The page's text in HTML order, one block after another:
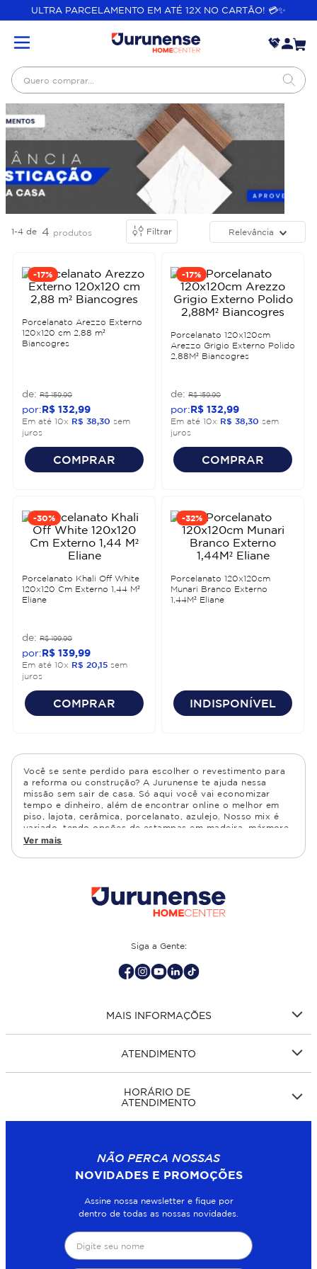
ULTRA PARCELAMENTO EM ATÉ 12X NO CARTÃO! 💳✨
Quero comprar...
1-4 de 4 produtos Filtrar Relevância
-17%
Porcelanato Arezzo Externo
120x120 cm 2,88 m²
Biancogres
R$ 159,90
R$ 132 99
Em até 10x R$ 38 30 sem
juros
COMPRAR
-17%
Porcelanato 120x120cm
Arezzo Grigio Externo Polido
2,88M² Biancogres
R$ 159,90
R$ 132 99
Em até 10x R$ 38 30 sem
juros
COMPRAR
-30%
Porcelanato Khali Off White
120x120 Cm Externo 1,44 M²
Eliane
R$ 199,90
R$ 139 99
Em até 10x R$ 20 15 sem
juros
COMPRAR
-32%
Porcelanato 120x120cm
Munari Branco Externo
1,44M² Eliane
INDISPONÍVEL
Você se sente perdido para escolher o revestimento para
a reforma ou construção? A Jurunense te ajuda nessa
missão sem sair de casa. Só aqui você vai economizar
tempo e dinheiro, além de encontrar online o melhor em
piso, lajota, cerâmica, porcelanato, azulejo. Nosso mix é
variado, tendo opções de estampas em madeira, mármore,
granito, cimento, geométrico, e muito mais Confira as
cozinha, quarto, sala de estar.
Ver mais
Siga a Gente:
MAIS INFORMAÇÕES
ATENDIMENTO
HORÁRIO DE
ATENDIMENTO
NÃO PERCA NOSSAS
NOVIDADES E PROMOÇÕES
Assine nossa newsletter e fique por
dentro de todas as nossas novidades.